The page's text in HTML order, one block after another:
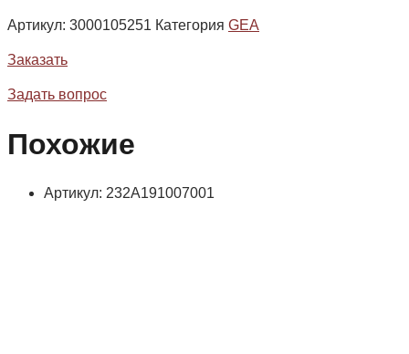
Артикул: 3000105251 Категория GEA
Заказать
Задать вопрос
Похожие
Артикул: 232А191007001